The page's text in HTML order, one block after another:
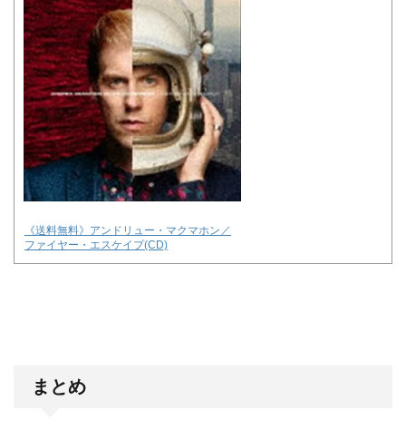
《送料無料》アンドリュー・マクマホン／
ファイヤー・エスケイプ(CD)
まとめ